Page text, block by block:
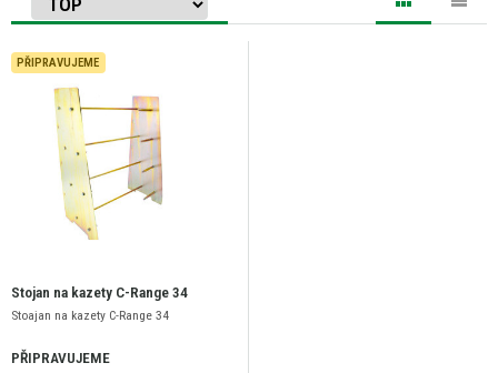
PŘIPRAVUJEME
Stojan na kazety C-Range 34
Stoajan na kazety C-Range 34
PŘIPRAVUJEME